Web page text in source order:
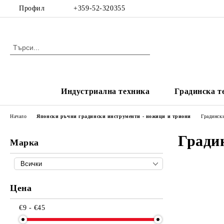
Профил +359-52-320355
Индустриална техника Градинска
Марка
Цена
€9 - €45
Начало Японски ръчни градински инструменти - ножици и триони